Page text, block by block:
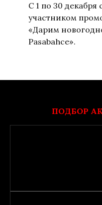
С 1 по 30 декабря
участником
«Дарим
Pasabahce».
ПОДБОР